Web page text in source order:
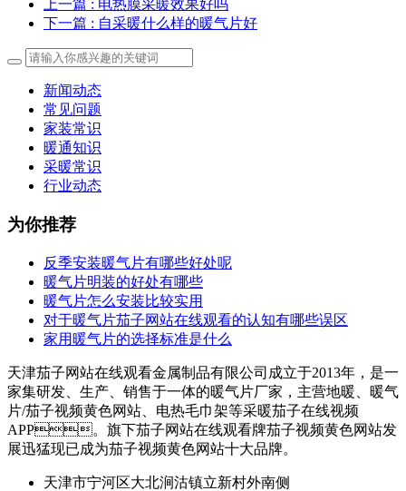
上一篇 : 电热膜采暖效果好吗
下一篇 : 自采暖什么样的暖气片好
新闻动态
常见问题
家装常识
暖通知识
采暖常识
行业动态
为你推荐
反季安装暖气片有哪些好处呢
暖气片明装的好处有哪些
暖气片怎么安装比较实用
对于暖气片茄子网站在线观看的认知有哪些误区
家用暖气片的选择标准是什么
天津茄子网站在线观看金属制品有限公司成立于2013年，是一
家集研发、生产、销售于一体的暖气片厂家，主营地暖、暖气
片/茄子视频黄色网站、电热毛巾架等采暖茄子在线视频
APP。旗下茄子网站在线观看牌茄子视频黄色网站发
展迅猛现已成为茄子视频黄色网站十大品牌。
天津市宁河区大北涧沽镇立新村外南侧